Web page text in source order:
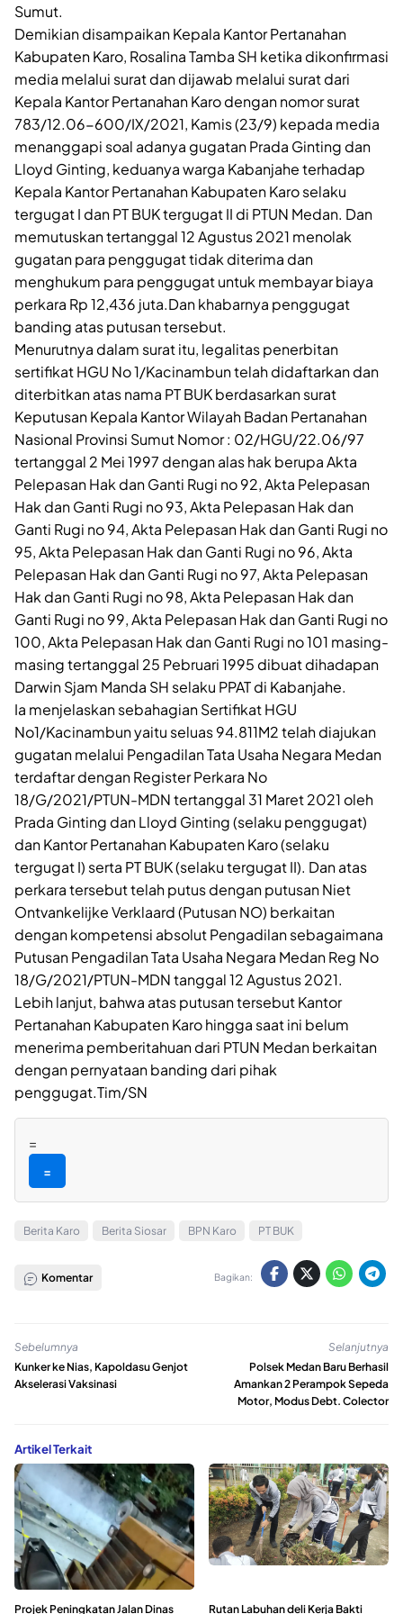
Sumut.
Demikian disampaikan Kepala Kantor Pertanahan
Kabupaten Karo, Rosalina Tamba SH ketika dikonfirmasi
media melalui surat dan dijawab melalui surat dari
Kepala Kantor Pertanahan Karo dengan nomor surat
783/12.06-600/IX/2021, Kamis (23/9) kepada media
menanggapi soal adanya gugatan Prada Ginting dan
Lloyd Ginting, keduanya warga Kabanjahe terhadap
Kepala Kantor Pertanahan Kabupaten Karo selaku
tergugat I dan PT BUK tergugat II di PTUN Medan. Dan
memutuskan tertanggal 12 Agustus 2021 menolak
gugatan para penggugat tidak diterima dan
menghukum para penggugat untuk membayar biaya
perkara Rp 12,436 juta.Dan khabarnya penggugat
banding atas putusan tersebut.
Menurutnya dalam surat itu, legalitas penerbitan
sertifikat HGU No 1/Kacinambun telah didaftarkan dan
diterbitkan atas nama PT BUK berdasarkan surat
Keputusan Kepala Kantor Wilayah Badan Pertanahan
Nasional Provinsi Sumut Nomor : 02/HGU/22.06/97
tertanggal 2 Mei 1997 dengan alas hak berupa Akta
Pelepasan Hak dan Ganti Rugi no 92, Akta Pelepasan
Hak dan Ganti Rugi no 93, Akta Pelepasan Hak dan
Ganti Rugi no 94, Akta Pelepasan Hak dan Ganti Rugi no
95, Akta Pelepasan Hak dan Ganti Rugi no 96, Akta
Pelepasan Hak dan Ganti Rugi no 97, Akta Pelepasan
Hak dan Ganti Rugi no 98, Akta Pelepasan Hak dan
Ganti Rugi no 99, Akta Pelepasan Hak dan Ganti Rugi no
100, Akta Pelepasan Hak dan Ganti Rugi no 101 masing-
masing tertanggal 25 Pebruari 1995 dibuat dihadapan
Darwin Sjam Manda SH selaku PPAT di Kabanjahe.
Ia menjelaskan sebahagian Sertifikat HGU
No1/Kacinambun yaitu seluas 94.811M2 telah diajukan
gugatan melalui Pengadilan Tata Usaha Negara Medan
terdaftar dengan Register Perkara No
18/G/2021/PTUN-MDN tertanggal 31 Maret 2021 oleh
Prada Ginting dan Lloyd Ginting (selaku penggugat)
dan Kantor Pertanahan Kabupaten Karo (selaku
tergugat I) serta PT BUK (selaku tergugat II). Dan atas
perkara tersebut telah putus dengan putusan Niet
Ontvankelijke Verklaard (Putusan NO) berkaitan
dengan kompetensi absolut Pengadilan sebagaimana
Putusan Pengadilan Tata Usaha Negara Medan Reg No
18/G/2021/PTUN-MDN tanggal 12 Agustus 2021.
Lebih lanjut, bahwa atas putusan tersebut Kantor
Pertanahan Kabupaten Karo hingga saat ini belum
menerima pemberitahuan dari PTUN Medan berkaitan
dengan pernyataan banding dari pihak
penggugat.Tim/SN
=
=
Berita Karo Berita Siosar BPN Karo PT BUK
Komentar Bagikan:
Sebelumnya
Kunker ke Nias, Kapoldasu Genjot
Akselerasi Vaksinasi
Selanjutnya
Polsek Medan Baru Berhasil
Amankan 2 Perampok Sepeda
Motor, Modus Debt. Colector
Artikel Terkait
Projek Peningkatan Jalan Dinas Rutan Labuhan deli Kerja Bakti